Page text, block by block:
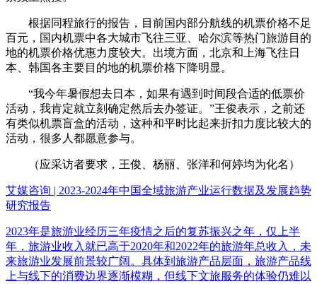
根据同程旅行的报告，目前国内部分航线的机票价格不足
百元，国内机票中各大城市飞往三亚、哈尔滨等热门旅游目的
地的机票价格优惠力度较大。出境方面，北京和上海飞往日
本、韩国各主要目的地的机票价格下降明显。
“我今年暑假想去日本，如果有遇到时间段合适的低票价
活动，我肯定就立刻确定然后去办签证。”王俊表示，之前还
有类似机票盲盒的活动，这种和平时比起来折扣力度比较大的
活动，很多人都愿意参与。
（应采访者要求，王俊、杨丽、张洋和何婷均为化名）
艾媒咨询 | 2023-2024年中国全域旅游产业运行数据及发展趋势
研究报告
2023年是旅游业经历三年疫情之后的复苏振兴之年，仅上半
年，旅游业收入就已高于2020年和2022年的旅游年总收入，未
来旅游业发展前景较广阔。具体到旅游产品层面，旅游产品线
上与线下的消费边界逐渐模糊，但线下文旅服务的体验仍难以